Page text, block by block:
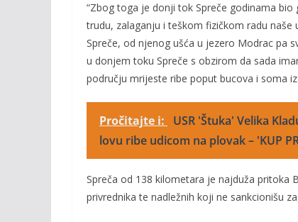
“Zbog toga je donji tok Spreče godinama
trudu, zalaganju i teškom fizičkom radu
Spreče, od njenog ušća u jezero Modrac pa
u donjem toku Spreče s obzirom da sada
području mrijeste ribe poput bucova i soma
Pročitajte i:
USR 'Štuka' Velika
lovu ribe udicom na plovak – 'KUP
Spreča od 138 kilometara je najduža pritoka
privrednika te nadležnih koji ne sankcionišu